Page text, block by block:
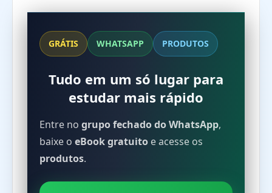
GRÁTIS WHATSAPP PRODUTOS
Tudo em um só lugar para
estudar mais rápido
Entre no grupo fechado do WhatsApp,
baixe o eBook gratuito e acesse os
produtos.